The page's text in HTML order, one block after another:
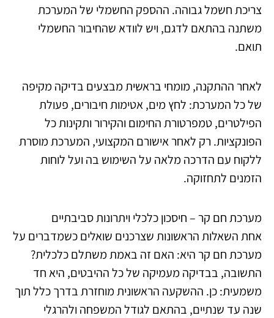
צריכת חשמל גבוהה. ההספק החשמלי של המערכת
משתנה בהתאם לדגם, ויש לוודא שהחיבור החשמלי
תואם.
לאחר ההתקנה, מומחי בראשית מבצעים בדיקה מקיפה
של כל המערכת: לחץ מים, אטימות חיבורים, פעולת
הפילטרים, טמפרטורת החימום והקירור ותקינות כל
הפונקציות. רק לאחר אישורם המקצועי, המערכת מוסרת
ללקוח עם הדרכה מלאה על השימוש בה ועל לוחות
הזמנים לתחזוקה.
מערכת חם קר – חיסכון כלכלי ויתרונות סביבתיים
אחת השאלות הראשונות שצרכנים שואלים כשמדברים על
מערכת חם קר היא: האם זה באמת משתלם כלכלית?
התשובה, בבדיקה מעמיקה של כל ההיבטים, היא חד
משמעית: כן. ההשקעה הראשונית מוחזרת בדרך כלל תוך
שנה עד שנתיים, בהתאם לגודל המשפחה ולהרגלי